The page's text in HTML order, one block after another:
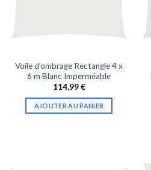
Voile d’ombrage Rectangle 4 x
6 m Blanc Imperméable
114,99€
AJOUTER AU PANIER